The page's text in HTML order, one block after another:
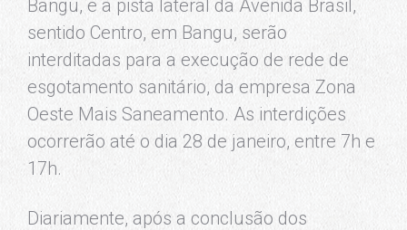
Bangu, e a pista lateral da Avenida Brasil,
sentido Centro, em Bangu, serão
interditadas para a execução de rede de
esgotamento sanitário, da empresa Zona
Oeste Mais Saneamento. As interdições
ocorrerão até o dia 28 de janeiro, entre 7h e
17h.
Diariamente, após a conclusão dos